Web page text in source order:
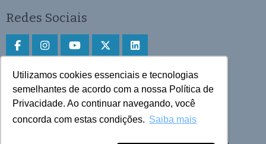
Utilizamos cookies essenciais e tecnologias
semelhantes de acordo com a nossa Política de
Privacidade. Ao continuar navegando, você
concorda com estas condições. Saiba mais
Redes Sociais
Faça download do aplicativo
Play Store e App Store